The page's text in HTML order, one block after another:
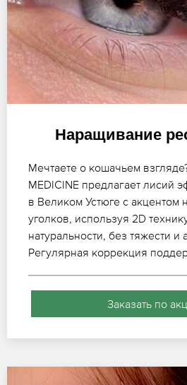
Наращивание
Мечтаете о кошачьем
MEDICINE предлагает лисий
в Великом Устюге с акцентом
уголков, используя 2D
натуральности, без тяжести и
Регулярная коррекция
Заказать по